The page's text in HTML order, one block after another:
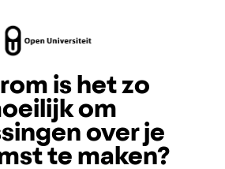
is het zo
om
over je
te maken?